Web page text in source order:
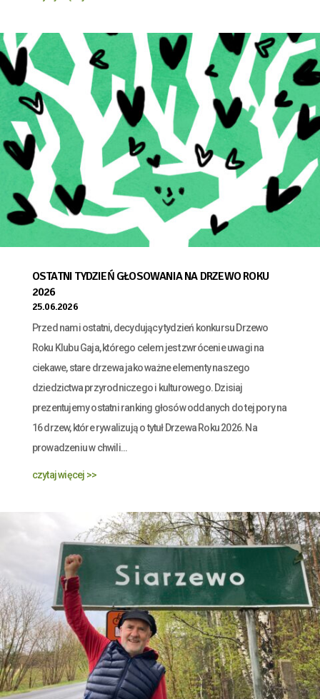
OSTATNI TYDZIEŃ GŁOSOWANIA NA DRZEWO ROKU
2026
25.06.2026
Przed nami ostatni, decydujący tydzień konkursu Drzewo
Roku Klubu Gaja, którego celem jest zwrócenie uwagi na
ciekawe, stare drzewa jako ważne elementy naszego
dziedzictwa przyrodniczego i kulturowego. Dzisiaj
prezentujemy ostatni ranking głosów oddanych do tej pory na
16 drzew, które rywalizują o tytuł Drzewa Roku 2026. Na
prowadzeniu w chwili...
czytaj więcej >>